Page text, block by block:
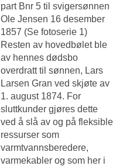
part Bnr 5 til svigersønnen
Ole Jensen 16 desember
1857 (Se fotoserie 1)
Resten av hovedbølet ble
av hennes dødsbo
overdratt til sønnen, Lars
Larsen Gran ved skjøte av
1. august 1874. For
sluttkunder gjøres dette
ved å slå av og på fleksible
ressurser som
varmtvannsberedere,
varmekabler og som her i